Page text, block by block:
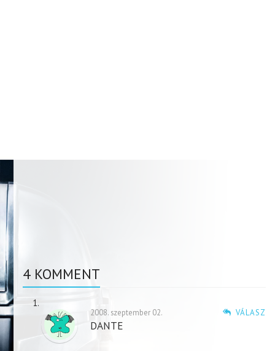
4 KOMMENT
VÁLASZ
2008. szeptember 02.
DANTE